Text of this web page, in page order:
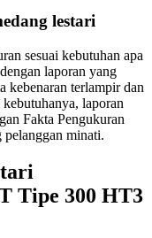
lestari
sesuai kebutuhan apa
laporan yang
kebenaran terlampir dan
laporan
Fakta Pengukuran
pelanggan minati.
Tipe 300 HT3